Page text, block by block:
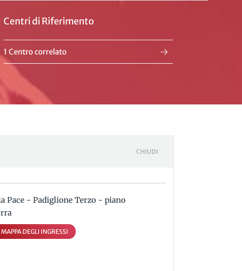
Centri di Riferimento
1 Centro correlato
CHIUDI
Pace - Padiglione Terzo - piano
MAPPA DEGLI INGRESSI